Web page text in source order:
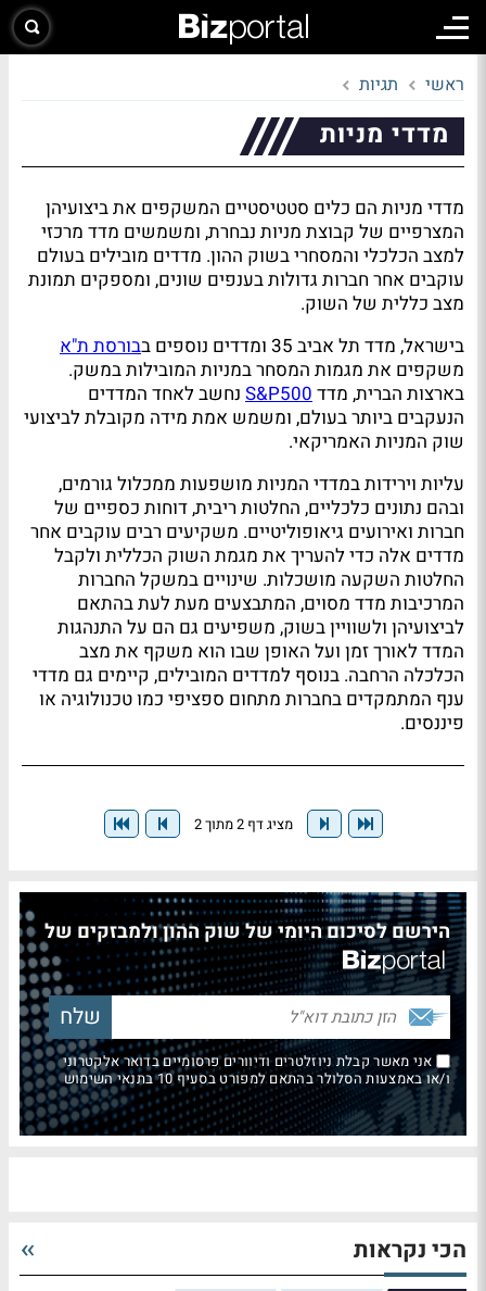
ראשי תגיות
מדדי מניות
מדדי מניות הם כלים סטטיסטיים המשקפים את ביצועיהן
המצרפיים של קבוצת מניות נבחרת, ומשמשים מדד מרכזי
למצב הכלכלי והמסחרי בשוק ההון. מדדים מובילים בעולם
עוקבים אחר חברות גדולות בענפים שונים, ומספקים תמונת
מצב כללית של השוק.
בישראל, מדד תל אביב 35 ומדדים נוספים ב
בורסת ת"א
משקפים את מגמות המסחר במניות המובילות במשק.
בארצות הברית, מדדS&P500 נחשב לאחד המדדים
הנעקבים ביותר בעולם, ומשמש אמת מידה מקובלת לביצועי
שוק המניות האמריקאי.
עליות וירידות במדדי המניות מושפעות ממכלול גורמים,
ובהם נתונים כלכליים, החלטות ריבית, דוחות כספיים של
חברות ואירועים גיאופוליטיים. משקיעים רבים עוקבים אחר
מדדים אלה כדי להעריך את מגמת השוק הכללית ולקבל
החלטות השקעה מושכלות. שינויים במשקל החברות
המרכיבות מדד מסוים, המתבצעים מעת לעת בהתאם
לביצועיהן ולשוויין בשוק, משפיעים גם הם על התנהגות
המדד לאורך זמן ועל האופן שבו הוא משקף את מצב
הכלכלה הרחבה. בנוסף למדדים המובילים, קיימים גם מדדי
ענף המתמקדים בחברות מתחום ספציפי כמו טכנולוגיה או
פיננסים.
מציג דף 2 מתוך 2
הירשם לסיכום היומי של שוק ההון ולמבזקים של
אני מאשר קבלת ניוזלטרים ודיוורים פרסומיים בדואר אלקטרוני
ו/או באמצעות הסלולר בהתאם למפורט בסעיף 10 בתנאי השימוש
הכי נקראות